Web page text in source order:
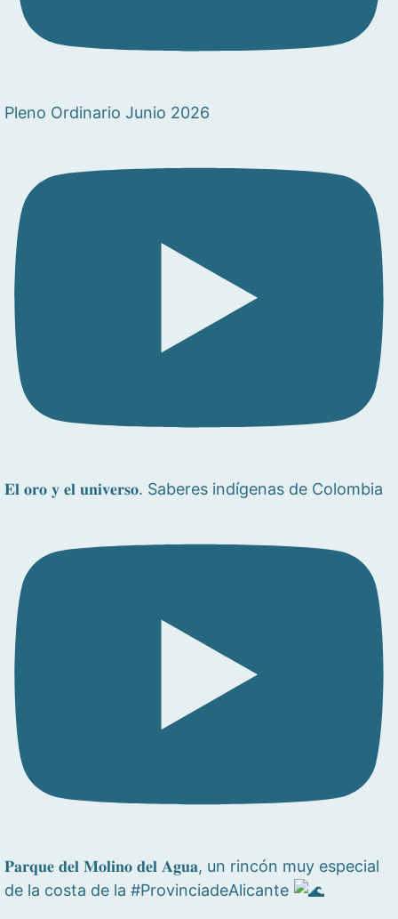
Pleno Ordinario Junio 2026
𝐄𝐥 𝐨𝐫𝐨 𝐲 𝐞𝐥 𝐮𝐧𝐢𝐯𝐞𝐫𝐬𝐨. Saberes indígenas de Colombia
𝐏𝐚𝐫𝐪𝐮𝐞 𝐝𝐞𝐥 𝐌𝐨𝐥𝐢𝐧𝐨 𝐝𝐞𝐥 𝐀𝐠𝐮𝐚, un rincón muy especial
de la costa de la #ProvinciadeAlicante